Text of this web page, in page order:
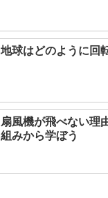
地球はどのように回
扇風機が飛べない理
組みから学ぼう